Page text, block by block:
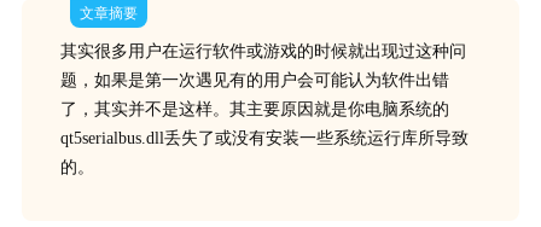
文章摘要
其实很多用户在运行软件或游戏的时候就出现过这种问
题，如果是第一次遇见有的用户会可能认为软件出错
了，其实并不是这样。其主要原因就是你电脑系统的
qt5serialbus.dll丢失了或没有安装一些系统运行库所导致
的。